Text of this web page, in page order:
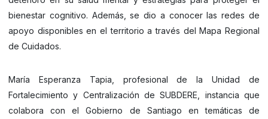
bienestar cognitivo. Además, se dio a conocer las redes de
apoyo disponibles en el territorio a través del Mapa Regional
de Cuidados.
María Esperanza Tapia, profesional de la Unidad de
Fortalecimiento y Centralización de SUBDERE, instancia que
colabora con el Gobierno de Santiago en temáticas de